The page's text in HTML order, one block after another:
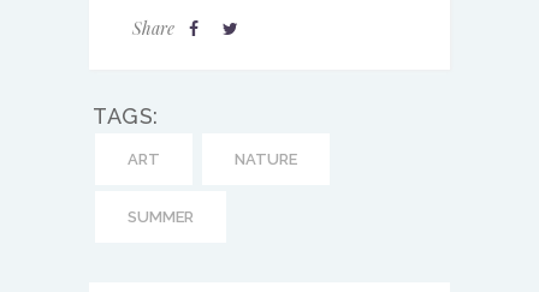
Share
TAGS:
ART NATURE
SUMMER